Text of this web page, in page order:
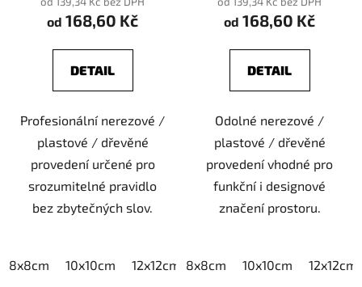
od 168,60 Kč
DETAIL
Profesionální nerezové /
plastové / dřevěné
provedení určené pro
srozumitelné pravidlo
bez zbytečných slov.
8x8cm 10x10cm 12x12cm 15x15cm 20x20cm
od 168,60 Kč
DETAIL
Odolné nerezové /
plastové / dřevěné
provedení vhodné pro
funkční i designové
značení prostoru.
8x8cm 10x10cm 12x12cm